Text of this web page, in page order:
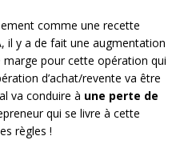
comme une recette
il y a de fait une augmentation
marge pour cette opération qui
d’achat/revente va être
va conduire à une perte de
qui se livre à cette
règles !